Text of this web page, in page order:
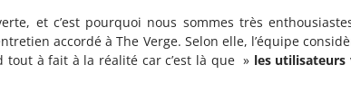
et c’est pourquoi nous sommes très
accordé à The Verge. Selon elle, l’équipe
à fait à la réalité car c’est là que » les